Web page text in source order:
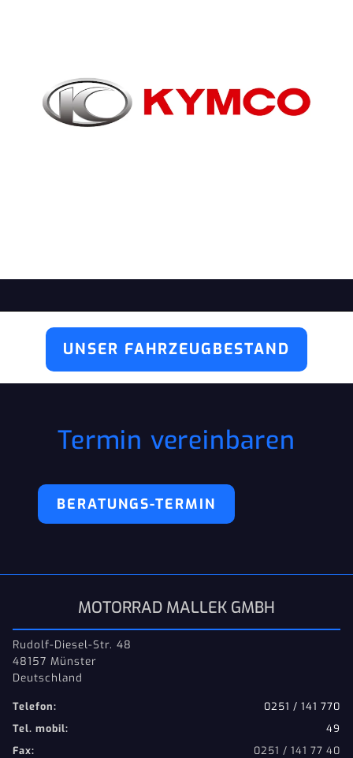
UNSER FAHRZEUGBESTAND
Termin vereinbaren
BERATUNGS-TERMIN
MOTORRAD MALLEK GMBH
Rudolf-Diesel-Str. 48
48157 Münster
Deutschland
Telefon:
0251 / 141 770
Tel. mobil:
49
Fax:
0251 / 141 77 40